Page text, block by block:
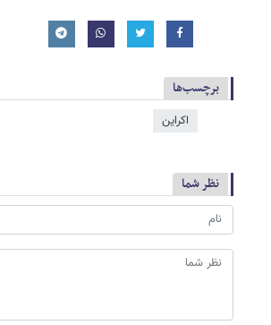
برچسب‌ها
اکراین
نظر شما